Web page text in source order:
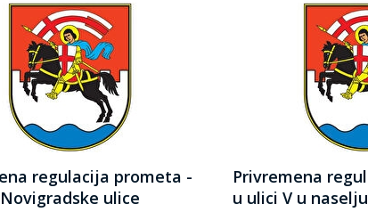
regulacija prometa -
ulice
Privremena
u ulici V u